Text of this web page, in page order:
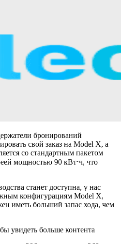
бронирований
свой заказ на Model X, а
со стандартным пакетом
мощностью 90 кВт⋅ч, что
станет доступна, у нас
конфигурациям Model X,
иметь больший запас хода, чем
увидеть больше контента